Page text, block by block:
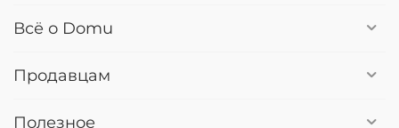
Всё о Domu
Продавцам
Полезное